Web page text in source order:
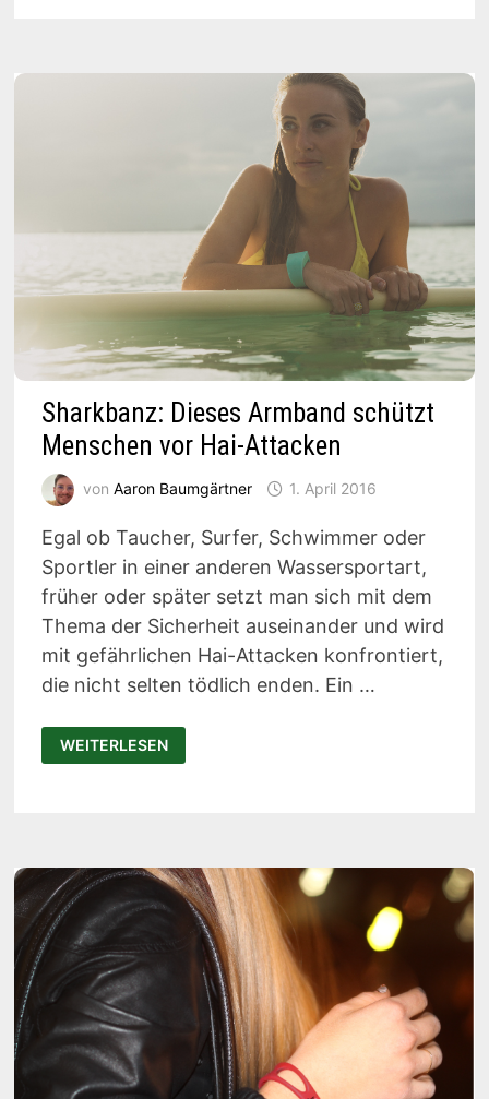
Sharkbanz: Dieses Armband schützt
Menschen vor Hai-Attacken
von Aaron Baumgärtner 1. April 2016
Egal ob Taucher, Surfer, Schwimmer oder
Sportler in einer anderen Wassersportart,
früher oder später setzt man sich mit dem
Thema der Sicherheit auseinander und wird
mit gefährlichen Hai-Attacken konfrontiert,
die nicht selten tödlich enden. Ein …
SHARKBANZ:
DIESES
ARMBAND
WEITERLESEN